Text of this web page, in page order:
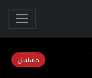
مسلسل